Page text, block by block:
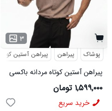
۳
پوشاک پیراهن پیراهن آستین کوتاه
پیراهن آستین کوتاه مردانه باکسی
ساده لینن کرم مدل 50943
۱,۵۹۹,۰۰۰ تومان
خرید سریع